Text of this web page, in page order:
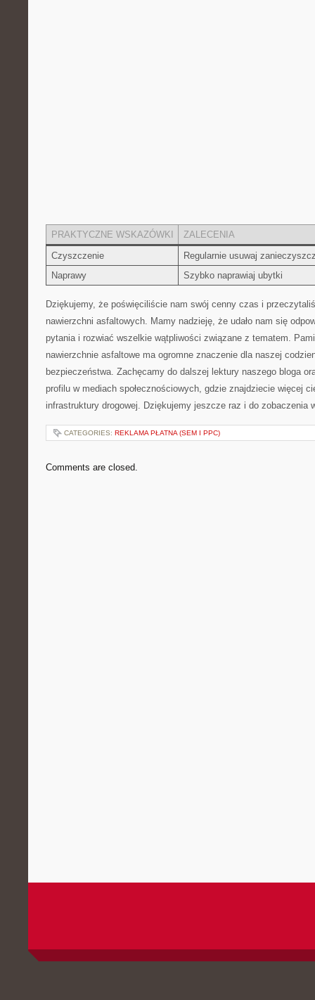
PRAKTYCZNE ‌WSKAZÓWKI
ZALECENIA
Czyszczenie
Regularnie usuwaj
Naprawy
Szybko naprawiaj ubytki
Dziękujemy, że poświęciliście nam‍ swój cenny⁤ czas i
nawierzchni asfaltowych. Mamy nadzieję, że udało ⁤nam się
pytania i rozwiać wszelkie wątpliwości związane z tematem.
nawierzchnie asfaltowe ma⁢ ogromne znaczenie‍ dla naszej⁤
bezpieczeństwa. Zachęcamy do dalszej lektury naszego​ bloga
profilu w mediach społecznościowych, gdzie znajdziecie więcej
infrastruktury drogowej. Dziękujemy jeszcze raz​ i ⁣do zobaczenia
CATEGORIES: REKLAMA PŁATNA (SEM I PPC)
Comments are closed.